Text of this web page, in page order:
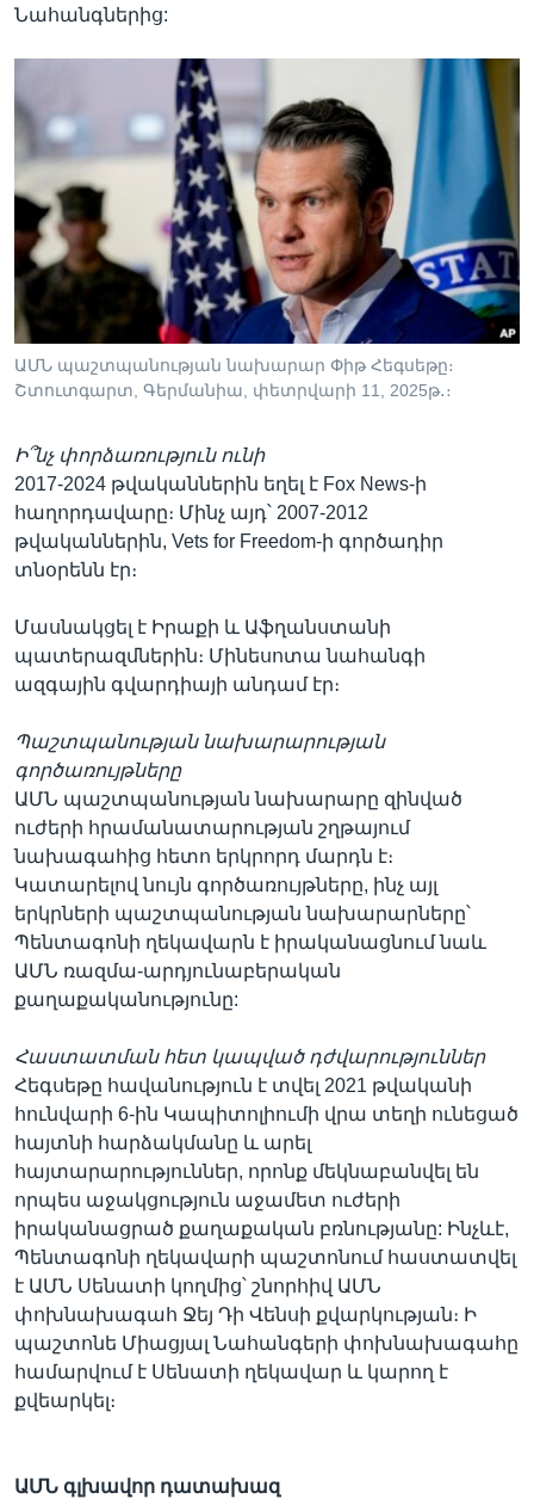
Նահանգներից:
ԱՄՆ պաշտպանության նախարար Փիթ Հեգսեթը։
Շտուտգարտ, Գերմանիա, փետրվարի 11, 2025թ․։
Ի՞նչ փորձառություն ունի
2017-2024 թվականներին եղել է Fox News-ի
հաղորդավարը։ Մինչ այդ՝ 2007-2012
թվականներին, Vets for Freedom-ի գործադիր
տնօրենն էր։
Մասնակցել է Իրաքի և Աֆղանստանի
պատերազմներին։ Մինեսոտա նահանգի
ազգային գվարդիայի անդամ էր։
Պաշտպանության նախարարության
գործառույթները
ԱՄՆ պաշտպանության նախարարը զինված
ուժերի հրամանատարության շղթայում
նախագահից հետո երկրորդ մարդն է։
Կատարելով նույն գործառույթները, ինչ այլ
երկրների պաշտպանության նախարարները՝
Պենտագոնի ղեկավարն է իրականացնում նաև
ԱՄՆ ռազմա-արդյունաբերական
քաղաքականությունը:
Հաստատման հետ կապված դժվարություններ
Հեգսեթը հավանություն է տվել 2021 թվականի
հունվարի 6-ին Կապիտոլիումի վրա տեղի ունեցած
հայտնի հարձակմանը և արել
հայտարարություններ, որոնք մեկնաբանվել են
որպես աջակցություն աջամետ ուժերի
իրականացրած քաղաքական բռնությանը: Ինչևէ,
Պենտագոնի ղեկավարի պաշտոնում հաստատվել
է ԱՄՆ Սենատի կողմից՝ շնորհիվ ԱՄՆ
փոխնախագահ Ջեյ Դի Վենսի քվարկության։ Ի
պաշտոնե Միացյալ Նահանգերի փոխնախագահը
համարվում է Սենատի ղեկավար և կարող է
քվեարկել։
ԱՄՆ գլխավոր դատախազ